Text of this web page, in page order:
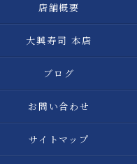
店舗概要
大興寿司 本店
ブログ
お問い合わせ
サイトマップ